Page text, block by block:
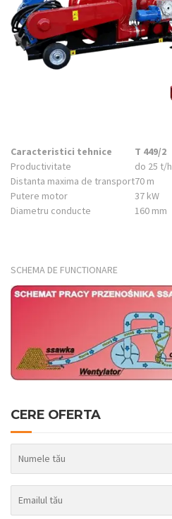
Caracteristici tehnice T 449/2
Productivitate
do 25 t/h
Distanta maxima de transport70 m
Putere motor
37 kW
Diametru conducte
160 mm
SCHEMA DE FUNCTIONARE
CERE OFERTA